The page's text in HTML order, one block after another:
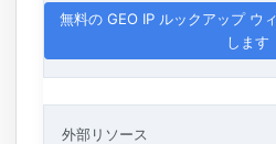
無料の GEO IP ルックアップ ウ
します
外部リソース